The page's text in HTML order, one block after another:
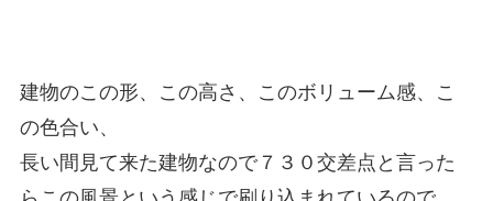
建物のこの形、この高さ、このボリューム感、こ
の色合い、
長い間見て来た建物なので７３０交差点と言った